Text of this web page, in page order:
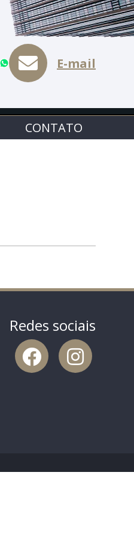
WhatsApp
E-mail
CONTATO
Redes sociais